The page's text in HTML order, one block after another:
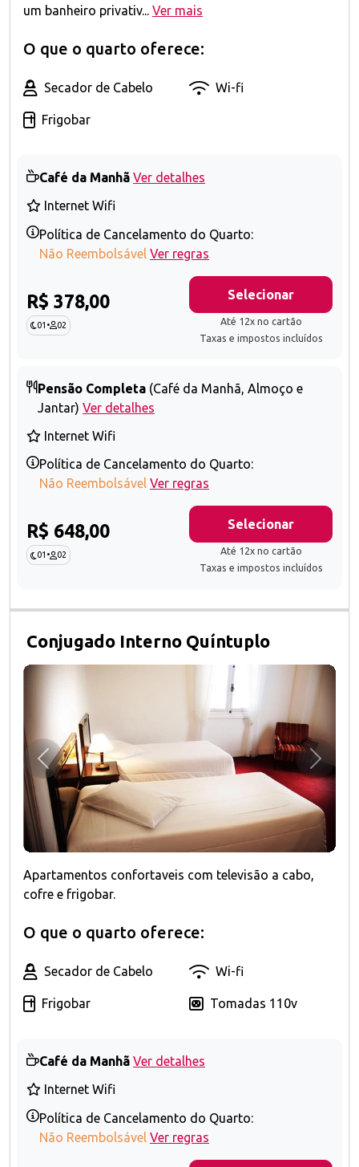
um banheiro privativ... Ver mais
O que o quarto oferece:
Secador de Cabelo Wi-fi
Frigobar
Café da Manhã Ver detalhes
Internet Wifi
Política de Cancelamento do Quarto:
Não Reembolsável Ver regras
R$ 378,00
01 • 02
Selecionar
Até 12x no cartão
Taxas e impostos incluídos
Pensão Completa (Café da Manhã, Almoço e
Jantar) Ver detalhes
Internet Wifi
Política de Cancelamento do Quarto:
Não Reembolsável Ver regras
R$ 648,00
01 • 02
Selecionar
Até 12x no cartão
Taxas e impostos incluídos
Conjugado Interno Quíntuplo
Anterior
Apartamentos confortaveis com televisão a cabo,
cofre e frigobar.
O que o quarto oferece:
Secador de Cabelo Wi-fi
Frigobar Tomadas 110v
Café da Manhã Ver detalhes
Internet Wifi
Política de Cancelamento do Quarto:
Não Reembolsável Ver regras